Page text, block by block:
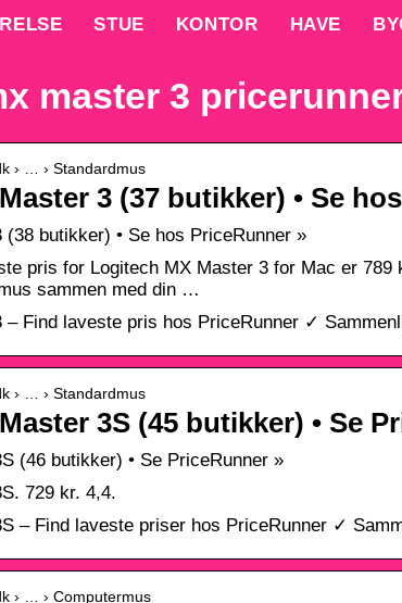
STUE KONTOR HAVE
master 3
› … › Standardmus
3 (37 butikker) • Se
butikker) • Se hos PriceRunner »
pris for Logitech MX Master 3 for Mac er 789
sammen med din …
– Find laveste pris hos PriceRunner ✓
› … › Standardmus
3S (45 butikker) • Se
(46 butikker) • Se PriceRunner »
729 kr. 4,4.
– Find laveste priser hos PriceRunner ✓
› … › Computermus